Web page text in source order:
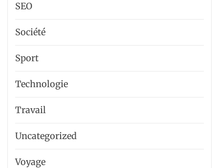
SEO
Société
Sport
Technologie
Travail
Uncategorized
Voyage